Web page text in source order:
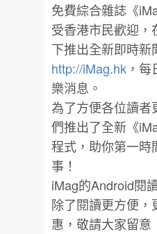
免費綜合雜誌《
受香港市民歡迎
下推出全新即時新
http://iMag.hk ，
樂消息。
為了方便各位讀者
們推出了全新《
程式，助你第一時
事！
iMag的Android閱
除了閱讀更方便
惠，敬請大家留意